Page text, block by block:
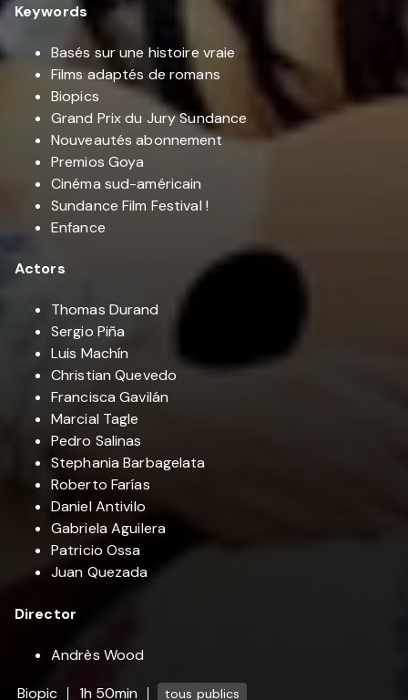
Keywords
Basés sur une histoire vraie
Films adaptés de romans
Biopics
Grand Prix du Jury Sundance
Nouveautés abonnement
Premios Goya
Cinéma sud-américain
Sundance Film Festival !
Enfance
Actors
Thomas Durand
Sergio Piña
Luis Machín
Christian Quevedo
Francisca Gavilán
Marcial Tagle
Pedro Salinas
Stephania Barbagelata
Roberto Farías
Daniel Antivilo
Gabriela Aguilera
Patricio Ossa
Juan Quezada
Director
Andrès Wood
Biopic
1h 50min tous publics